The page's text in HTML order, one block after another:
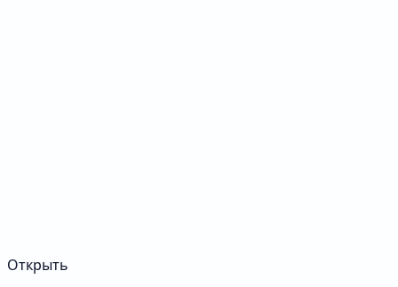
Открыть